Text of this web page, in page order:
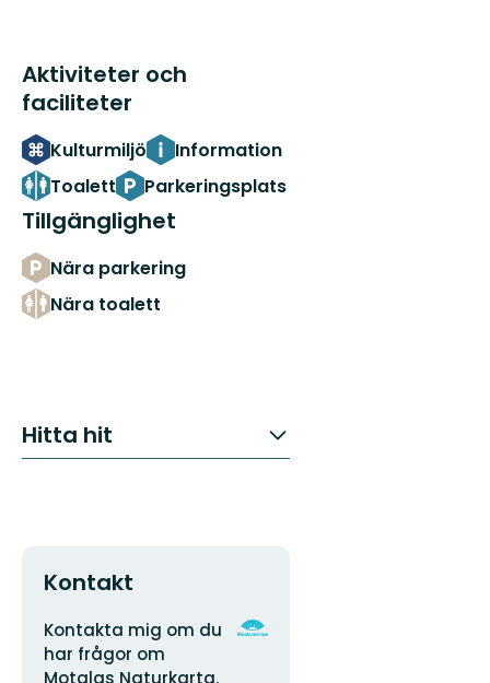
Aktiviteter och
faciliteter
Kulturmiljö
Information
Toalett
Parkeringsplats
Tillgänglighet
Nära parkering
Nära toalett
Hitta hit
Kontakt
Adress
Kontakta mig om du
har frågor om
Motalas Naturkarta.
Organisationens